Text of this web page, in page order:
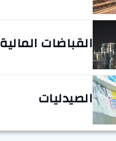
القباضات المالية
الصيدليات